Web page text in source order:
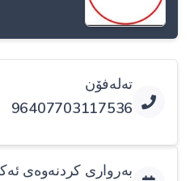
تەلەفۆن
96407703117536
بەرواری کردنەوەی